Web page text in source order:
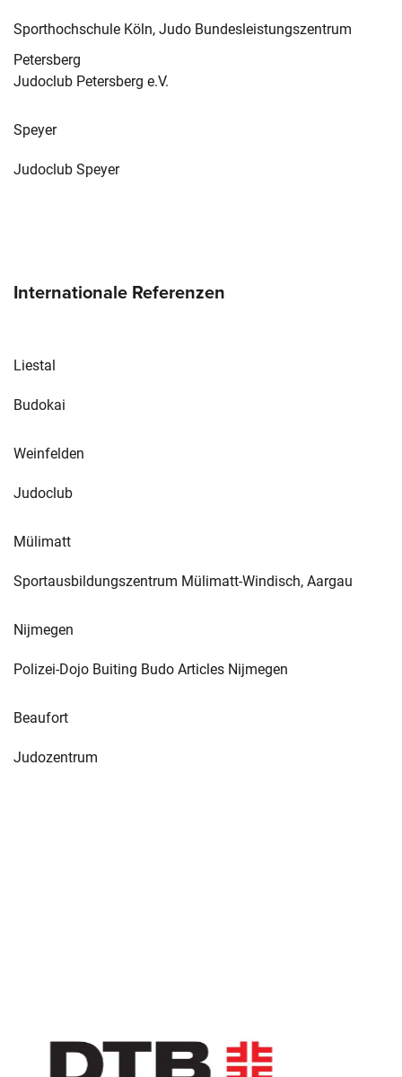
Sporthochschule Köln, Judo Bundesleistungszentrum
Petersberg
Judoclub Petersberg e.V.
Speyer
Judoclub Speyer
Internationale Referenzen
Liestal
Budokai
Weinfelden
Judoclub
Mülimatt
Sportausbildungszentrum Mülimatt-Windisch, Aargau
Nijmegen
Polizei-Dojo Buiting Budo Articles Nijmegen
Beaufort
Judozentrum